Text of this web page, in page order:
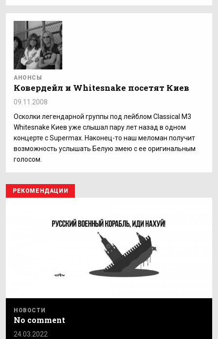
АНОНСЫ
Ковердейл и Whitesnake посетят Киев
09.11.2008
Осколки легендарной группы под лейблом Classical M3
Whitesnake Киев уже слышал пару лет назад в одном
концерте с Supermax. Наконец-то наш меломан получит
возможность услышать Белую змею с ее оригинальным
голосом.
РЕКОМЕНДАЦИИ
НОВОСТИ
No comment
24.03.2022